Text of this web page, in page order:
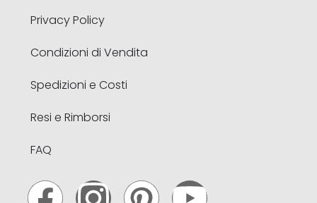
Privacy Policy
Condizioni di Vendita
Spedizioni e Costi
Resi e Rimborsi
FAQ